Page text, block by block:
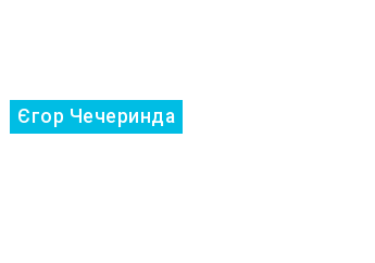
Єгор Чечеринда